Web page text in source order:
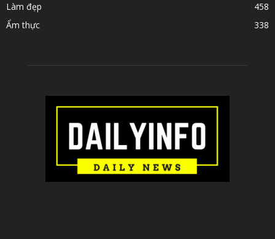
Làm đẹp
458
Ẩm thực
338